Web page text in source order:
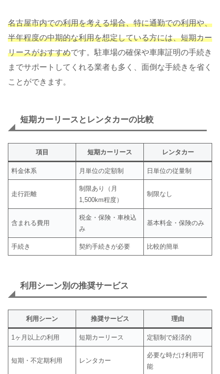
名古屋市内での利用を考える場合、特に通勤での利用や、
半年程度の中期的な利用を想定している方には、短期カー
リースがおすすめです。駐車場の確保や車庫証明の手続き
までサポートしてくれる業者も多く、面倒な手続きを省く
ことができます。
短期カーリースとレンタカーの比較
項目 短期カーリース レンタカー
料金体系 月単位の定額制 日単位の従量制
走行距離
制限あり（月
1,500km程度）
制限なし
含まれる費用
税金・保険・車検込
み
基本料金・保険のみ
手続き 契約手続きが必要 比較的簡単
利用シーン別の推奨サービス
利用シーン 推奨サービス 理由
1ヶ月以上の利用 短期カーリース 定額制で経済的
短期・不定期利用 レンタカー
必要な時だけ利用可
能